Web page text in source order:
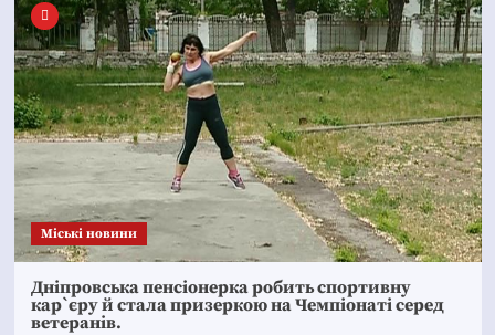
Mіські новини
Дніпровська пенсіонерка робить спортивну
кар`єру й стала призеркою на Чемпіонаті серед
ветеранів.